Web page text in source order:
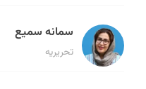
سمانه سمیع
تحریریه